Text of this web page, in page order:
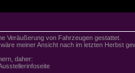
Veräußerung von Fahrzeugen gestattet.
meiner Ansicht nach im letzten Herbst
daher: